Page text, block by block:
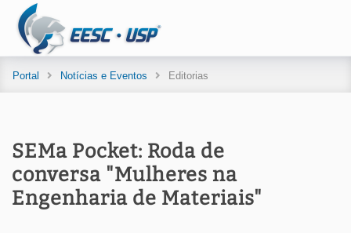
Portal Notícias e Eventos Editorias
SEMa Pocket: Roda de
conversa "Mulheres na
Engenharia de Materiais"